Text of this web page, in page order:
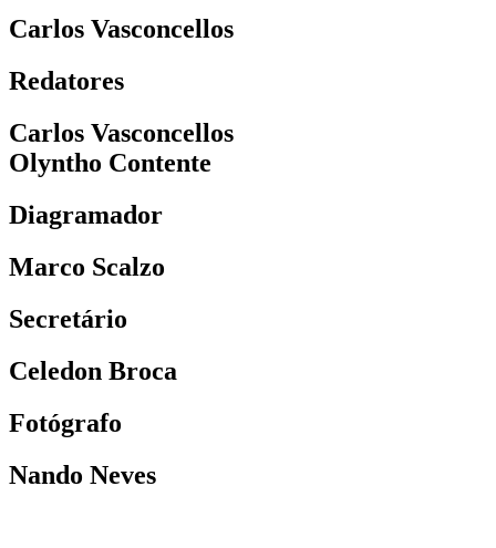
Carlos Vasconcellos
Redatores
Carlos Vasconcellos
Olyntho Contente
Diagramador
Marco Scalzo
Secretário
Celedon Broca
Fotógrafo
Nando Neves